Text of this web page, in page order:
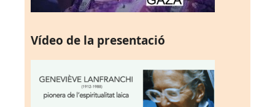
Vídeo de la presentació